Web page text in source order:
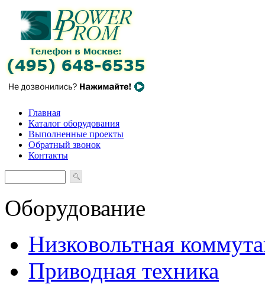
Главная
Каталог оборудования
Выполненные проекты
Обратный звонок
Контакты
Оборудование
Низковольтная
Приводная техника